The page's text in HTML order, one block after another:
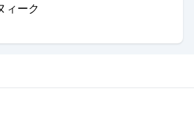
ィーク